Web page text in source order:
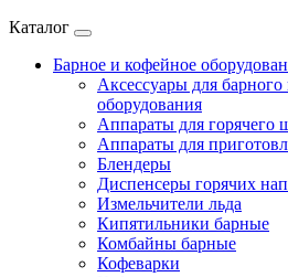
Каталог
Барное и кофейное
Аксессуары для
оборудования
Аппараты для горячего
Аппараты для
Блендеры
Диспенсеры горячих
Измельчители льда
Кипятильники барные
Комбайны барные
Кофеварки